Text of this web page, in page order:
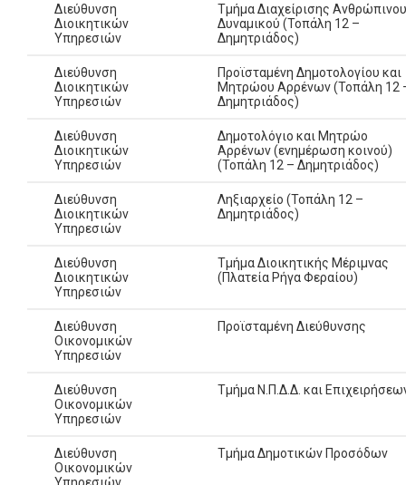
Διεύθυνση
Διοικητικών
Υπηρεσιών
Τμήμα Διαχείρισης Ανθρώπινου
Δυναμικού (Τοπάλη 12 –
Δημητριάδος)
Διεύθυνση
Διοικητικών
Υπηρεσιών
Προϊσταμένη Δημοτολογίου και
Μητρώου Αρρένων (Τοπάλη 12
Δημητριάδος)
Διεύθυνση
Διοικητικών
Υπηρεσιών
Δημοτολόγιο και Μητρώο
Αρρένων (ενημέρωση κοινού)
(Τοπάλη 12 – Δημητριάδος)
Διεύθυνση
Διοικητικών
Υπηρεσιών
Ληξιαρχείο (Τοπάλη 12 –
Δημητριάδος)
Διεύθυνση
Διοικητικών
Υπηρεσιών
Τμήμα Διοικητικής Μέριμνας
(Πλατεία Ρήγα Φεραίου)
Διεύθυνση
Οικονομικών
Υπηρεσιών
Προϊσταμένη Διεύθυνσης
Διεύθυνση
Οικονομικών
Υπηρεσιών
Τμήμα Ν.Π.Δ.Δ. και
Διεύθυνση
Οικονομικών
Υπηρεσιών
Τμήμα Δημοτικών Προσόδων